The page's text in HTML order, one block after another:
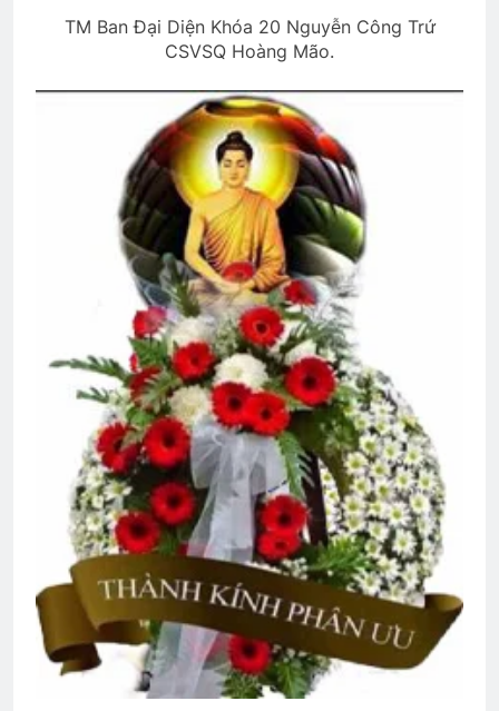
CSVSQ Dư Ngọc Thanh K14
MÙA XUÂN, NGHĨ VỀ DALAT
3 Years Ago
HOA HỒNG TRẮNG (*)
3 Years Ago
MỐI TÌNH ĐẦU VĨNH ĐIỆN
3 Years Ago
Xuân Đã Về
2 Years Ago
Bến cát 1972
2 Years Ago
Quân Lực Việt Nam Cộng Hòa
2 Years Ago
English For Today book 5
TM Ban Đại Diện Khóa 20 Nguyễn Công Trứ
CSVSQ Hoàng Mão.